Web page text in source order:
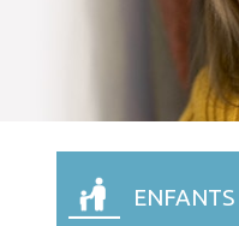
ENFANTS